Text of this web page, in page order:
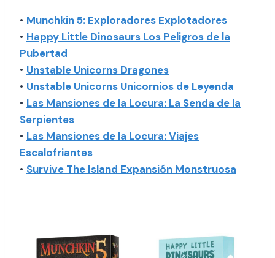
• Munchkin 5: Exploradores Explotadores
• Happy Little Dinosaurs Los Peligros de la
Pubertad
• Unstable Unicorns Dragones
• Unstable Unicorns Unicornios de Leyenda
• Las Mansiones de la Locura: La Senda de la
Serpientes
• Las Mansiones de la Locura: Viajes
Escalofriantes
• Survive The Island Expansión Monstruosa